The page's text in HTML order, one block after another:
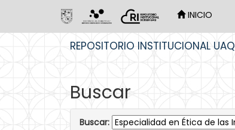
INICIO
REPOSITORIO INSTITUCIONAL UAQ
Buscar
Buscar: